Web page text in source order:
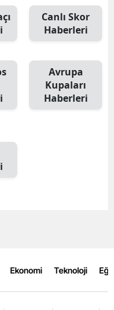
Canlı Skor
Haberleri
Avrupa
Kupaları
Haberleri
Ekonomi Teknoloji